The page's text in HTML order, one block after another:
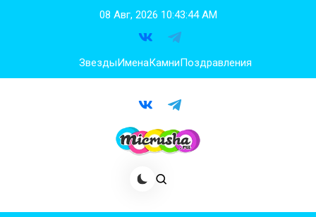
08 Авг, 2026 10:43:45 AM
ЗвездыИменаКамниПоздравления